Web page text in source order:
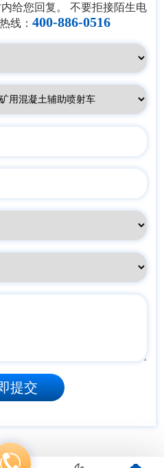
给您回复。 不要拒接陌生电
线：400-886-0516
提交